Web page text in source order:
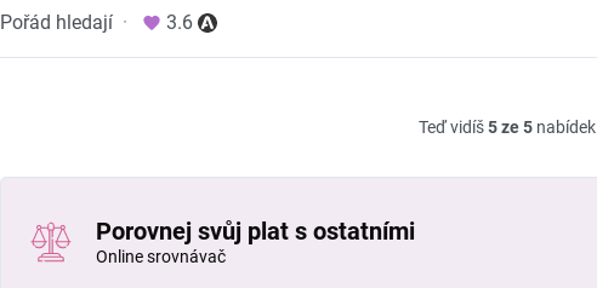
Pořád hledají · 3.6
Teď vidíš5 ze 5 nabídek
Porovnej svůj plat s ostatními
Online srovnávač